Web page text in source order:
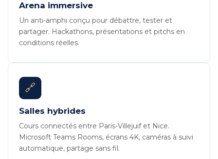
Arena immersive
Un anti-amphi conçu pour débattre, tester et
partager. Hackathons, présentations et pitchs en
conditions réelles.
🔗
Salles hybrides
Cours connectés entre Paris-Villejuif et Nice.
Microsoft Teams Rooms, écrans 4K, caméras à suivi
automatique, partage sans fil.